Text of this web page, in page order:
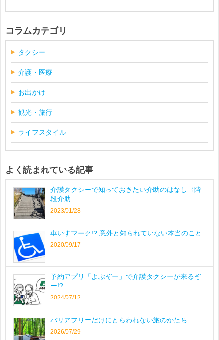
コラムカテゴリ
タクシー
介護・医療
お出かけ
観光・旅行
ライフスタイル
よく読まれている記事
介護タクシーで知っておきたい介助のはなし〈階
段介助...
2023/01/28
車いすマーク!? 意外と知られていない本当のこと
2020/09/17
予約アプリ「よぶぞー」で介護タクシーが来るぞ
ー!?
2024/07/12
バリアフリーだけにとらわれない旅のかたち
2026/07/29